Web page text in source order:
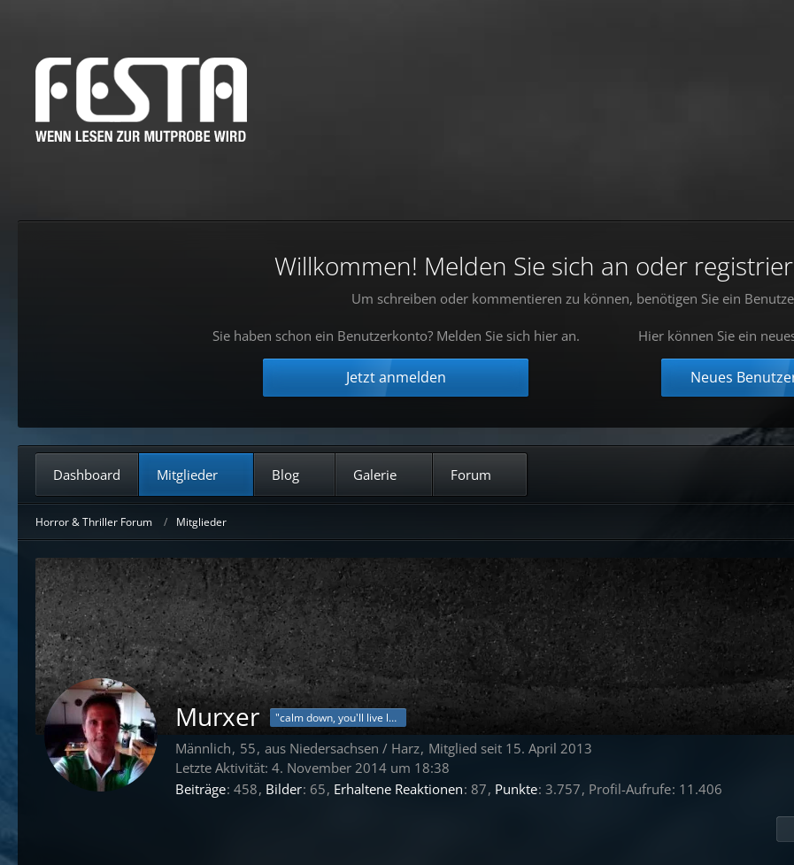
Willkommen! Melden Sie sich an oder
Um schreiben oder kommentieren zu können, benötigen Sie ein
Sie haben schon ein Benutzerkonto? Melden Sie sich hier an.
Jetzt anmelden
Hier können Sie ein
Neues
Dashboard Mitglieder Blog Galerie Forum
Horror & Thriller Forum Mitglieder
Murxer "calm down, you'll live longer"
Männlich 55 aus Niedersachsen / Harz Mitglied seit 15. April 2013
Letzte Aktivität: 4. November 2014 um 18:38
Beiträge 458 Bilder 65 Erhaltene Reaktionen 87 Punkte 3.757 Profil-Aufrufe 11.406